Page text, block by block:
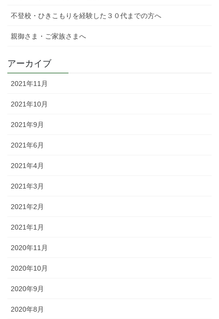
不登校・ひきこもりを経験した３０代までの方へ
親御さま・ご家族さまへ
アーカイブ
2021年11月
2021年10月
2021年9月
2021年6月
2021年4月
2021年3月
2021年2月
2021年1月
2020年11月
2020年10月
2020年9月
2020年8月